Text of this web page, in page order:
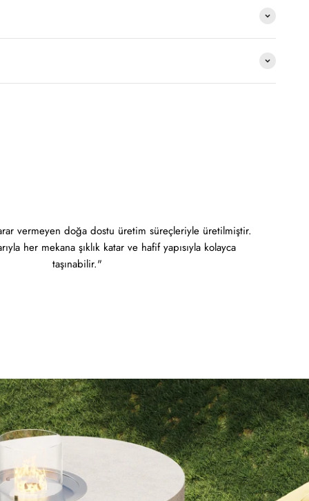
vermeyen doğa dostu üretim süreçleriyle üretilmiştir.
her mekana şıklık katar ve hafif yapısıyla kolayca
taşınabilir."